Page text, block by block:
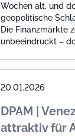
Wochen alt, und
geopolitische
Die Finanzmärkte
unbeeindruckt –
20.01.2026
DPAM |
attraktiv für